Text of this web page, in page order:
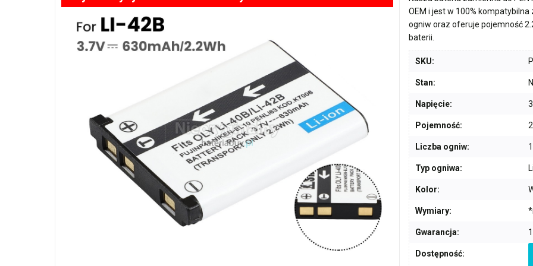
OEM i jest w 100%
ogniw oraz oferuje pojemność
baterii.
SKU:
Stan:
Napięcie:
Pojemność:
Liczba ogniw:
Typ ogniwa:
Kolor:
Wymiary:
Gwarancja:
Dostępność: